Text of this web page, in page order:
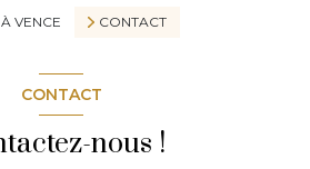
VENCE CONTACT
CONTACT
nous !